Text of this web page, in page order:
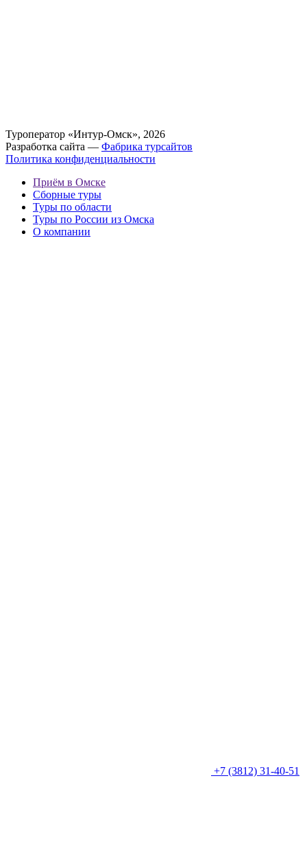
Туроператор «Интур-Омск», 2026
Разработка сайта — Фабрика турсайтов
Политика конфиденциальности
Приём в Омске
Сборные туры
Туры по области
Туры по России из Омска
О компании
+7 (3812) 31-40-51